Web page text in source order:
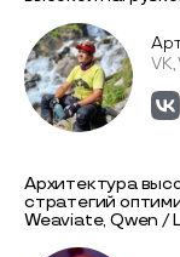
Архитектура
стратегий
Weaviate, Qwen /